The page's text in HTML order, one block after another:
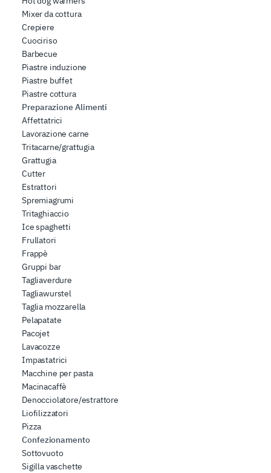
dei dati web, pubblicità e social media, i quali potrebbero
combinarle con altre informazioni che ha fornito loro o
che hanno raccolto dal suo utilizzo dei loro servizi.
Mixer da cottura
Crepiere
Cuociriso
Barbecue
Piastre induzione
Piastre buffet
Piastre cottura
Preparazione Alimenti
Affettatrici
Lavorazione carne
Tritacarne/grattugia
Grattugia
Cutter
Estrattori
Spremiagrumi
Tritaghiaccio
Ice spaghetti
Frullatori
Frappè
Gruppi bar
Tagliaverdure
Tagliawurstel
Taglia mozzarella
Pelapatate
Pacojet
Lavacozze
Impastatrici
Macchine per pasta
Macinacaffè
Denocciolatore/estrattore
Liofilizzatori
Pizza
Confezionamento
Sottovuoto
Sigilla vaschette